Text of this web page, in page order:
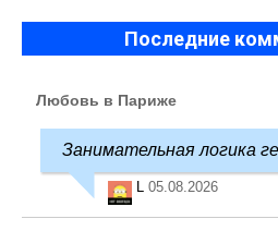
Последние
Любовь в Париже
Занимательная логика
L 05.08.2026